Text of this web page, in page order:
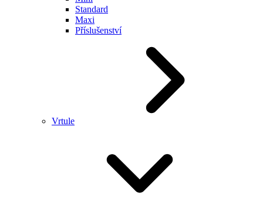
Standard
Maxi
Příslušenství
Vrtule